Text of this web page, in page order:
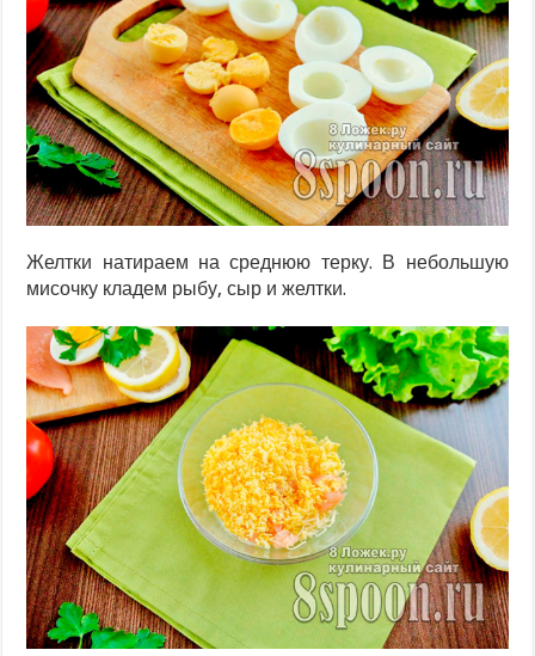
Желтки натираем на среднюю терку. В небольшую
мисочку кладем рыбу, сыр и желтки.